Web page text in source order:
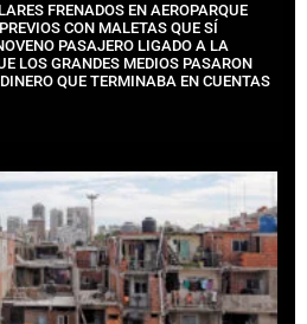
FRENADOS EN AEROPARQUE
CON MALETAS QUE SÍ
PASAJERO LIGADO A LA
LOS GRANDES MEDIOS PASARON
QUE TERMINABA EN CUENTAS